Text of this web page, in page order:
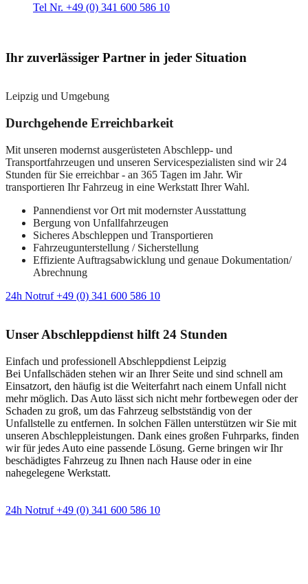
Tel Nr. +49 (0) 341 600 586 10
Ihr zuverlässiger Partner in jeder Situation
Leipzig und Umgebung
Durchgehende Erreichbarkeit
Mit unseren modernst ausgerüsteten Abschlepp- und
Transportfahrzeugen und unseren Servicespezialisten sind wir 24
Stunden für Sie erreichbar - an 365 Tagen im Jahr. Wir
transportieren Ihr Fahrzeug in eine Werkstatt Ihrer Wahl.
Pannendienst vor Ort mit modernster Ausstattung
Bergung von Unfallfahrzeugen
Sicheres Abschleppen und Transportieren
Fahrzeugunterstellung / Sicherstellung
Effiziente Auftragsabwicklung und genaue Dokumentation/
Abrechnung
24h Notruf +49 (0) 341 600 586 10
Unser Abschleppdienst hilft 24 Stunden
Einfach und professionell Abschleppdienst Leipzig
Bei Unfallschäden stehen wir an Ihrer Seite und sind schnell am
Einsatzort, den häufig ist die Weiterfahrt nach einem Unfall nicht
mehr möglich. Das Auto lässt sich nicht mehr fortbewegen oder der
Schaden zu groß, um das Fahrzeug selbstständig von der
Unfallstelle zu entfernen. In solchen Fällen unterstützen wir Sie mit
unseren Abschleppleistungen. Dank eines großen Fuhrparks, finden
wir für jedes Auto eine passende Lösung. Gerne bringen wir Ihr
beschädigtes Fahrzeug zu Ihnen nach Hause oder in eine
nahegelegene Werkstatt.
24h Notruf +49 (0) 341 600 586 10